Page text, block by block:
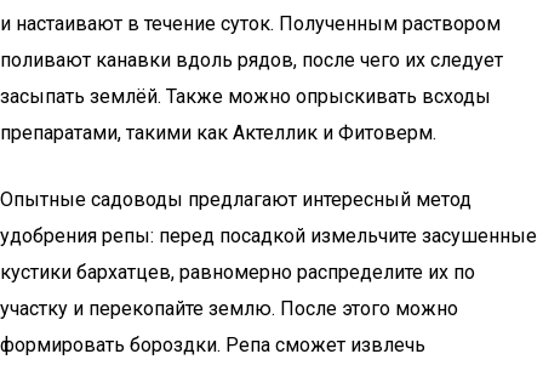
и настаивают в течение суток. Полученным раствором
поливают канавки вдоль рядов, после чего их следует
засыпать землёй. Также можно опрыскивать всходы
препаратами, такими как Актеллик и Фитоверм.
Опытные садоводы предлагают интересный метод
удобрения репы: перед посадкой измельчите засушенные
кустики бархатцев, равномерно распределите их по
участку и перекопайте землю. После этого можно
формировать бороздки. Репа сможет извлечь